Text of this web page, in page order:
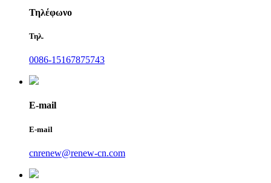
Τηλέφωνο
Τηλ.
0086-15167875743
E-mail
E-mail
cnrenew@renew-cn.com